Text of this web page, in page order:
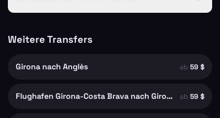
Weitere Transfers
Girona nach Anglès ab 59 $
Flughafen Girona-Costa Brava nach Girona ab 59 $